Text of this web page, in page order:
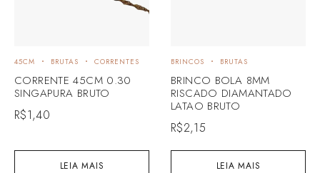
LEIA MAIS
45CM BRUTAS CORRENTES
CORRENTE 45CM 0.30
SINGAPURA BRUTO
R$1,40
LEIA MAIS
BRINCOS BRUTAS
BRINCO BOLA 8MM
RISCADO DIAMANTADO
LATAO BRUTO
R$2,15